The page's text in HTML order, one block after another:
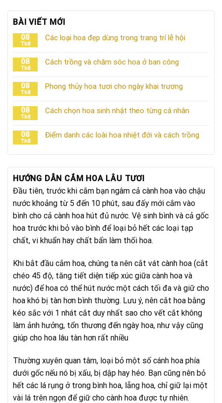
BÀI VIẾT MỚI
08
Th8
Các loại hoa đẹp dùng trong trang trí lễ hội
08
Th8
Cách trồng và chăm sóc hoa ở ban công
08
Th8
Phong thủy hoa tươi cho ngày khai trương
08
Th8
Cách chọn hoa sinh nhật theo từng cá nhân
08
Th8
Điểm danh các loài hoa nhiệt đới và cách trồng
HƯỚNG DẪN CẮM HOA LÂU TƯƠI
Đầu tiên, trước khi cắm bạn ngâm cả cành hoa vào chậu
nước khoảng từ 5 đến 10 phút, sau đấy mới cắm vào
bình cho cả cành hoa hút đủ nước. Vệ sinh bình và cả gốc
hoa trước khi bỏ vào bình để loại bỏ hết các loại tạp
chất, vi khuẩn hay chất bẩn làm thối hoa.
Khi bắt đầu cắm hoa, chúng ta nên cắt vát cành hoa (cắt
chéo 45 độ, tăng tiết diện tiếp xúc giữa cành hoa và
nước) để hoa có thể hút nước một cách tối đa và giữ cho
hoa khó bị tàn hơn bình thường. Lưu ý, nên cắt hoa bằng
kéo sắc với 1 nhát cắt duy nhất sao cho vết cắt không
làm ảnh hưởng, tổn thương đến ngày hoa, như vậy cũng
giúp cho hoa lâu tàn hơn rất nhiều
Thường xuyên quan tâm, loại bỏ một số cánh hoa phía
dưới gốc nếu nó bị xấu, bị dập hay héo. Bạn cũng nên bỏ
hết các lá rụng ở trong bình hoa, lẵng hoa, chỉ giữ lại một
vài lá trên ngọn để giữ cho cành hoa được tự nhiên.